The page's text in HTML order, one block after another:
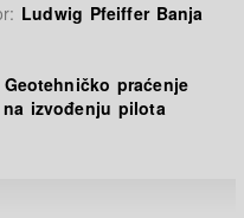
Ludwig Pfeiffer Banja
Geotehničko praćenje
izvođenju pilota